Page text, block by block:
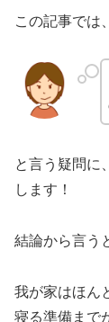
この記事では、
と言う疑問に、
します！
結論から言う
我が家はほん
寝る準備まで